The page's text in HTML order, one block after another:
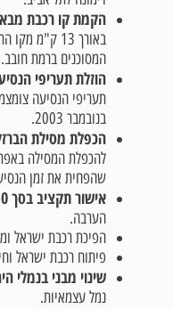
הקמת קו רכבת מבאר
באורך 13 ק"מ
המסוכנים ברמת חובב.
הוזלת תעריפי
בנובמבר 2003.
הכפלת מסילת הברזל
שהפחית את זמן הנסיעה
אישור תקציב בסך 410 מיליון ש"ח
הערבה.
הפיכת רכבת ישראל
פיתוח רכבת ישראל
שינוי מבני בנמלי הים
נמל עצמאיות.